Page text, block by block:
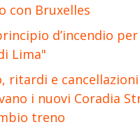
con Bruxelles
d’incendio per
Lima"
ritardi e
i nuovi Coradia
treno